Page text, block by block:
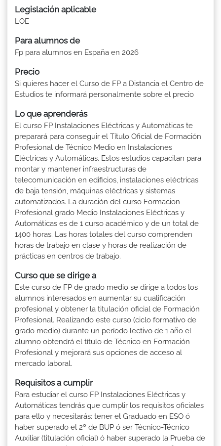
Legislación aplicable
LOE
Para alumnos de
Fp para alumnos en España en 2026
Precio
Si quieres hacer el Curso de FP a Distancia el Centro de
Estudios te informará personalmente sobre el precio
Lo que aprenderás
El curso FP Instalaciones Eléctricas y Automáticas te
preparará para conseguir el Título Oficial de Formación
Profesional de Técnico Medio en Instalaciones
Eléctricas y Automáticas. Estos estudios capacitan para
montar y mantener infraestructuras de
telecomunicación en edificios, instalaciones eléctricas
de baja tensión, máquinas eléctricas y sistemas
automatizados. La duración del curso Formacion
Profesional grado Medio Instalaciones Eléctricas y
Automáticas es de 1 curso académico y de un total de
1400 horas. Las horas totales del curso comprenden
horas de trabajo en clase y horas de realización de
prácticas en centros de trabajo.
Curso que se dirige a
Este curso de FP de grado medio se dirige a todos los
alumnos interesados en aumentar su cualificación
profesional y obtener la titulación oficial de Formación
Profesional. Realizando este curso (ciclo formativo de
grado medio) durante un período lectivo de 1 año el
alumno obtendrá el título de Técnico en Formación
Profesional y mejorará sus opciones de acceso al
mercado laboral.
Requisitos a cumplir
Para estudiar el curso FP Instalaciones Eléctricas y
Automáticas tendrás que cumplir los requisitos oficiales
para ello y necesitarás: tener el Graduado en ESO ó
haber superado el 2º de BUP ó ser Técnico-Técnico
Auxiliar (titulación oficial) ó haber superado la Prueba de